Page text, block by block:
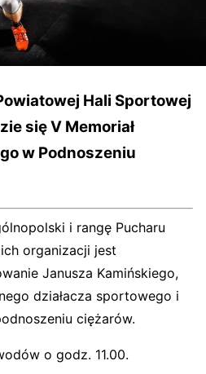
Hali Sportowej
się V Memoriał
w Podnoszeniu
i rangę Pucharu
organizacji jest
Janusza Kamińskiego,
działacza sportowego i
ciężarów.
o godz. 11.00.